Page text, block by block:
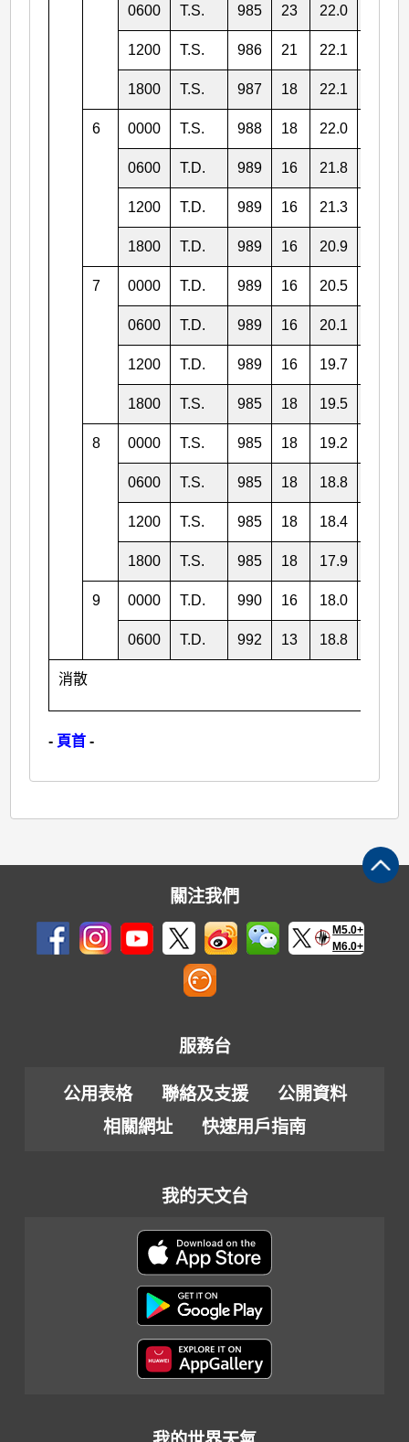
0600 T.S. 985 23 22.0
1200 T.S. 986 21 22.1
1800 T.S. 987 18 22.1
6 0000 T.S. 988 18 22.0
0600 T.D. 989 16 21.8
1200 T.D. 989 16 21.3
1800 T.D. 989 16 20.9
7 0000 T.D. 989 16 20.5
0600 T.D. 989 16 20.1
1200 T.D. 989 16 19.7
1800 T.S. 985 18 19.5
8 0000 T.S. 985 18 19.2
0600 T.S. 985 18 18.8
1200 T.S. 985 18 18.4
1800 T.S. 985 18 17.9
9 0000 T.D. 990 16 18.0
0600 T.D. 992 13 18.8
消散
- 頁首 -
關注我們
M5.0+
M6.0+
服務台
公用表格 聯絡及支援
公開資料
相關網址
快速用戶指南
我的天文台